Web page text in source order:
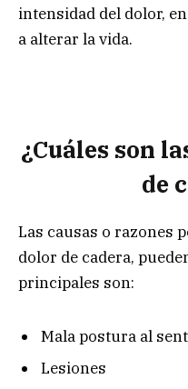
intensidad del dolor,
a alterar la vida.
¿Cuáles son
de
Las causas o razones
dolor de cadera,
principales son:
Mala postura al
Lesiones